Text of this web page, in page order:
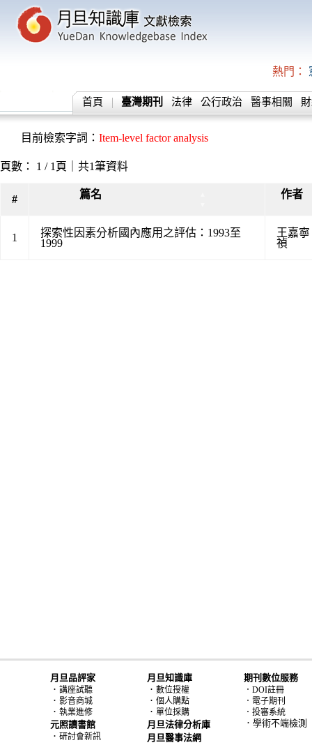
熱門：
首頁 臺灣期刊 法律 公行政治 醫事相關
目前檢索字詞： Item-level factor analysis
頁數： 1 / 1頁｜共1筆資料
# 篇名 作者
1
探索性因素分析國內應用之評估：1993至
1999
王嘉寧
禎
月旦品評家
． 講座試聽
． 影音商城
． 執業進修
元照讀書館
． 研討會新訊
月旦知識庫
． 數位授權
． 個人購點
． 單位採購
月旦法律分析庫
月旦醫事法網
期刊數位服務
．DOI註冊
．電子期刊
．投審系統
．學術不端檢測